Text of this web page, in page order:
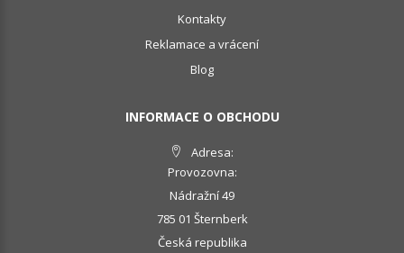
Kontakty
Reklamace a vrácení
Blog
INFORMACE O OBCHODU
Adresa:
Provozovna:
Nádražní 49
785 01 Šternberk
Česká republika